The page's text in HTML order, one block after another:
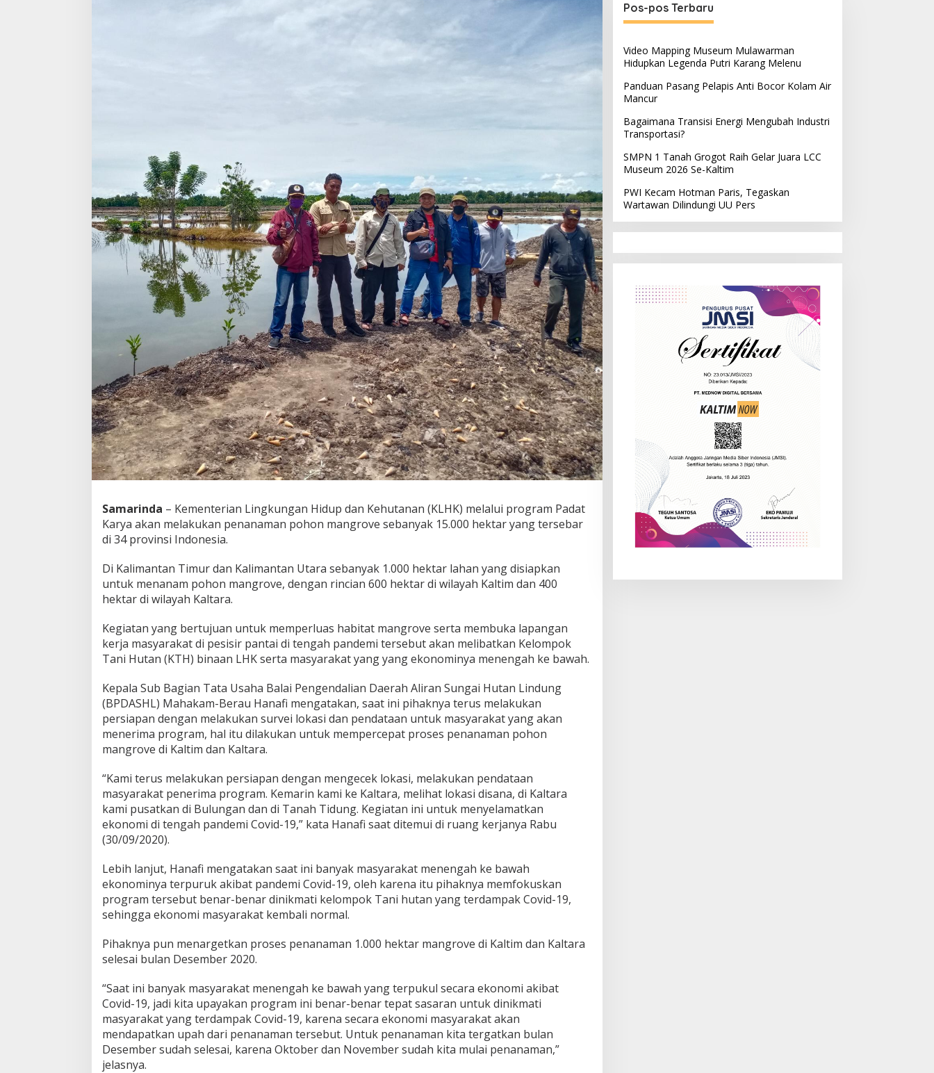
Samarinda – Kementerian Lingkungan Hidup dan Kehutanan (KLHK) melalui program Padat
Karya akan melakukan penanaman pohon mangrove sebanyak 15.000 hektar yang tersebar
di 34 provinsi Indonesia.
Di Kalimantan Timur dan Kalimantan Utara sebanyak 1.000 hektar lahan yang disiapkan
untuk menanam pohon mangrove, dengan rincian 600 hektar di wilayah Kaltim dan 400
hektar di wilayah Kaltara.
Kegiatan yang bertujuan untuk memperluas habitat mangrove serta membuka lapangan
kerja masyarakat di pesisir pantai di tengah pandemi tersebut akan melibatkan Kelompok
Tani Hutan (KTH) binaan LHK serta masyarakat yang yang ekonominya menengah ke bawah.
Kepala Sub Bagian Tata Usaha Balai Pengendalian Daerah Aliran Sungai Hutan Lindung
(BPDASHL) Mahakam-Berau Hanafi mengatakan, saat ini pihaknya terus melakukan
persiapan dengan melakukan survei lokasi dan pendataan untuk masyarakat yang akan
menerima program, hal itu dilakukan untuk mempercepat proses penanaman pohon
mangrove di Kaltim dan Kaltara.
“Kami terus melakukan persiapan dengan mengecek lokasi, melakukan pendataan
masyarakat penerima program. Kemarin kami ke Kaltara, melihat lokasi disana, di Kaltara
kami pusatkan di Bulungan dan di Tanah Tidung. Kegiatan ini untuk menyelamatkan
ekonomi di tengah pandemi Covid-19,” kata Hanafi saat ditemui di ruang kerjanya Rabu
(30/09/2020).
Lebih lanjut, Hanafi mengatakan saat ini banyak masyarakat menengah ke bawah
ekonominya terpuruk akibat pandemi Covid-19, oleh karena itu pihaknya memfokuskan
program tersebut benar-benar dinikmati kelompok Tani hutan yang terdampak Covid-19,
sehingga ekonomi masyarakat kembali normal.
Pihaknya pun menargetkan proses penanaman 1.000 hektar mangrove di Kaltim dan Kaltara
selesai bulan Desember 2020.
“Saat ini banyak masyarakat menengah ke bawah yang terpukul secara ekonomi akibat
Covid-19, jadi kita upayakan program ini benar-benar tepat sasaran untuk dinikmati
masyarakat yang terdampak Covid-19, karena secara ekonomi masyarakat akan
mendapatkan upah dari penanaman tersebut. Untuk penanaman kita tergatkan bulan
Desember sudah selesai, karena Oktober dan November sudah kita mulai penanaman,”
jelasnya.
Pos-pos Terbaru
Video Mapping Museum Mulawarman
Hidupkan Legenda Putri Karang Melenu
Panduan Pasang Pelapis Anti Bocor Kolam Air
Mancur
Bagaimana Transisi Energi Mengubah Industri
Transportasi?
SMPN 1 Tanah Grogot Raih Gelar Juara LCC
Museum 2026 Se-Kaltim
PWI Kecam Hotman Paris, Tegaskan
Wartawan Dilindungi UU Pers